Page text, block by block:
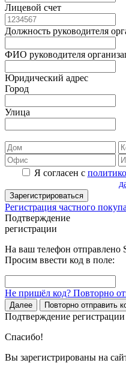
Лицевой счет
Должность руководителя
ФИО руководителя
Юридический адрес
Город
Улица
Я согласен с
Зарегистрироваться
Регистрация частного
Подтверждение
регистрации
На ваш телефон отправлено
Просим ввести код в поле:
Не пришёл код? Повторно
Далее Повторно отправить
Подтверждение регистрации
Спасибо!
Вы зарегистрированы на